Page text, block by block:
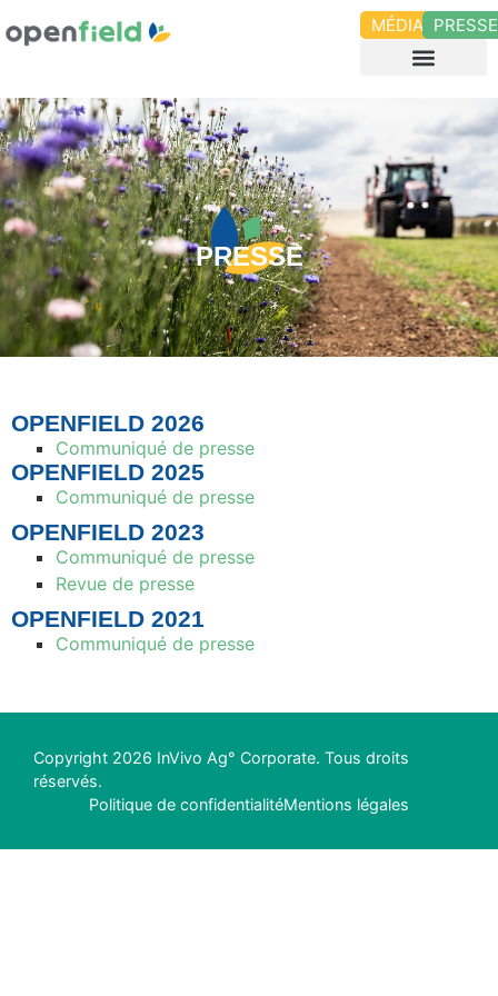
MÉDIAS PRESSE
PRESSE
OPENFIELD 2026
Communiqué de presse
OPENFIELD 2025
Communiqué de presse
OPENFIELD 2023
Communiqué de presse
Revue de presse
OPENFIELD 2021
Communiqué de presse
Copyright 2026 InVivo Ag° Corporate. Tous droits
réservés.
Politique de confidentialitéMentions légales